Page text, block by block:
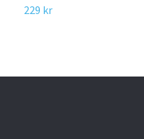
229 kr